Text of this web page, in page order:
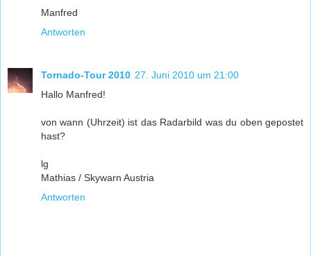
Manfred
Antworten
Tornado-Tour 2010 27. Juni 2010 um 21:00
Hallo Manfred!
von wann (Uhrzeit) ist das Radarbild was du oben gepostet
hast?
lg
Mathias / Skywarn Austria
Antworten